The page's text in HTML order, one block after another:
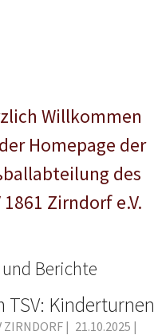
Willkommen
Homepage der
des
1861 Zirndorf e.V.
Berichte
TSV: Kinderturnen
ZIRNDORF | 21.10.2025 |